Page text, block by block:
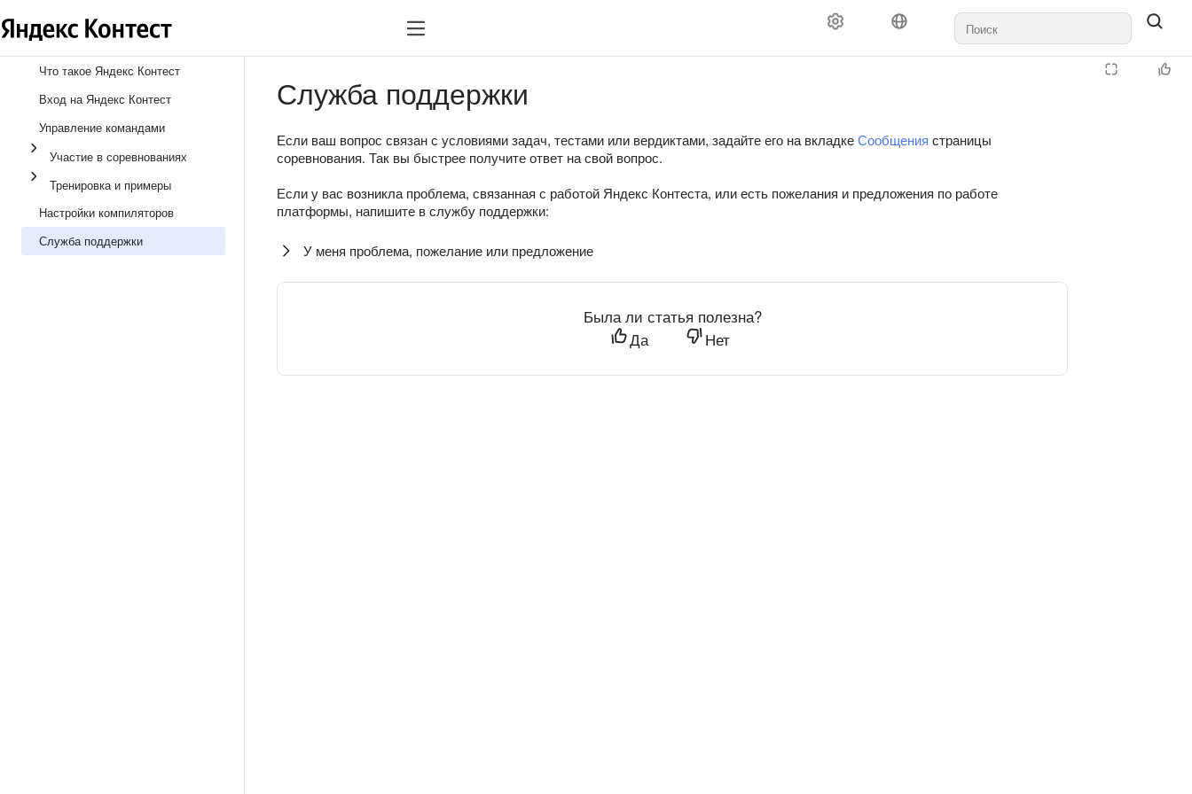
Что такое Яндекс Контест
Вход на Яндекс Контест
Управление командами
Участие в соревнованиях
Тренировка и примеры
Настройки компиляторов
Служба поддержки
Служба поддержки
Если ваш вопрос связан с условиями задач, тестами или вердиктами, задайте его на вкладкеСообщения страницы
соревнования. Так вы быстрее получите ответ на свой вопрос.
Если у вас возникла проблема, связанная с работой Яндекс Контеста, или есть пожелания и предложения по работе
платформы, напишите в службу поддержки:
У меня проблема, пожелание или предложение
Была ли статья полезна?
Да
Нет